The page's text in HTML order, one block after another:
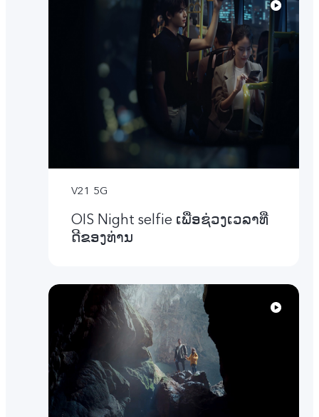
V21 5G
OIS Night selfie ເພື່ອຊ່ວງເວລາທີ່
ດີຂອງທ່ານ